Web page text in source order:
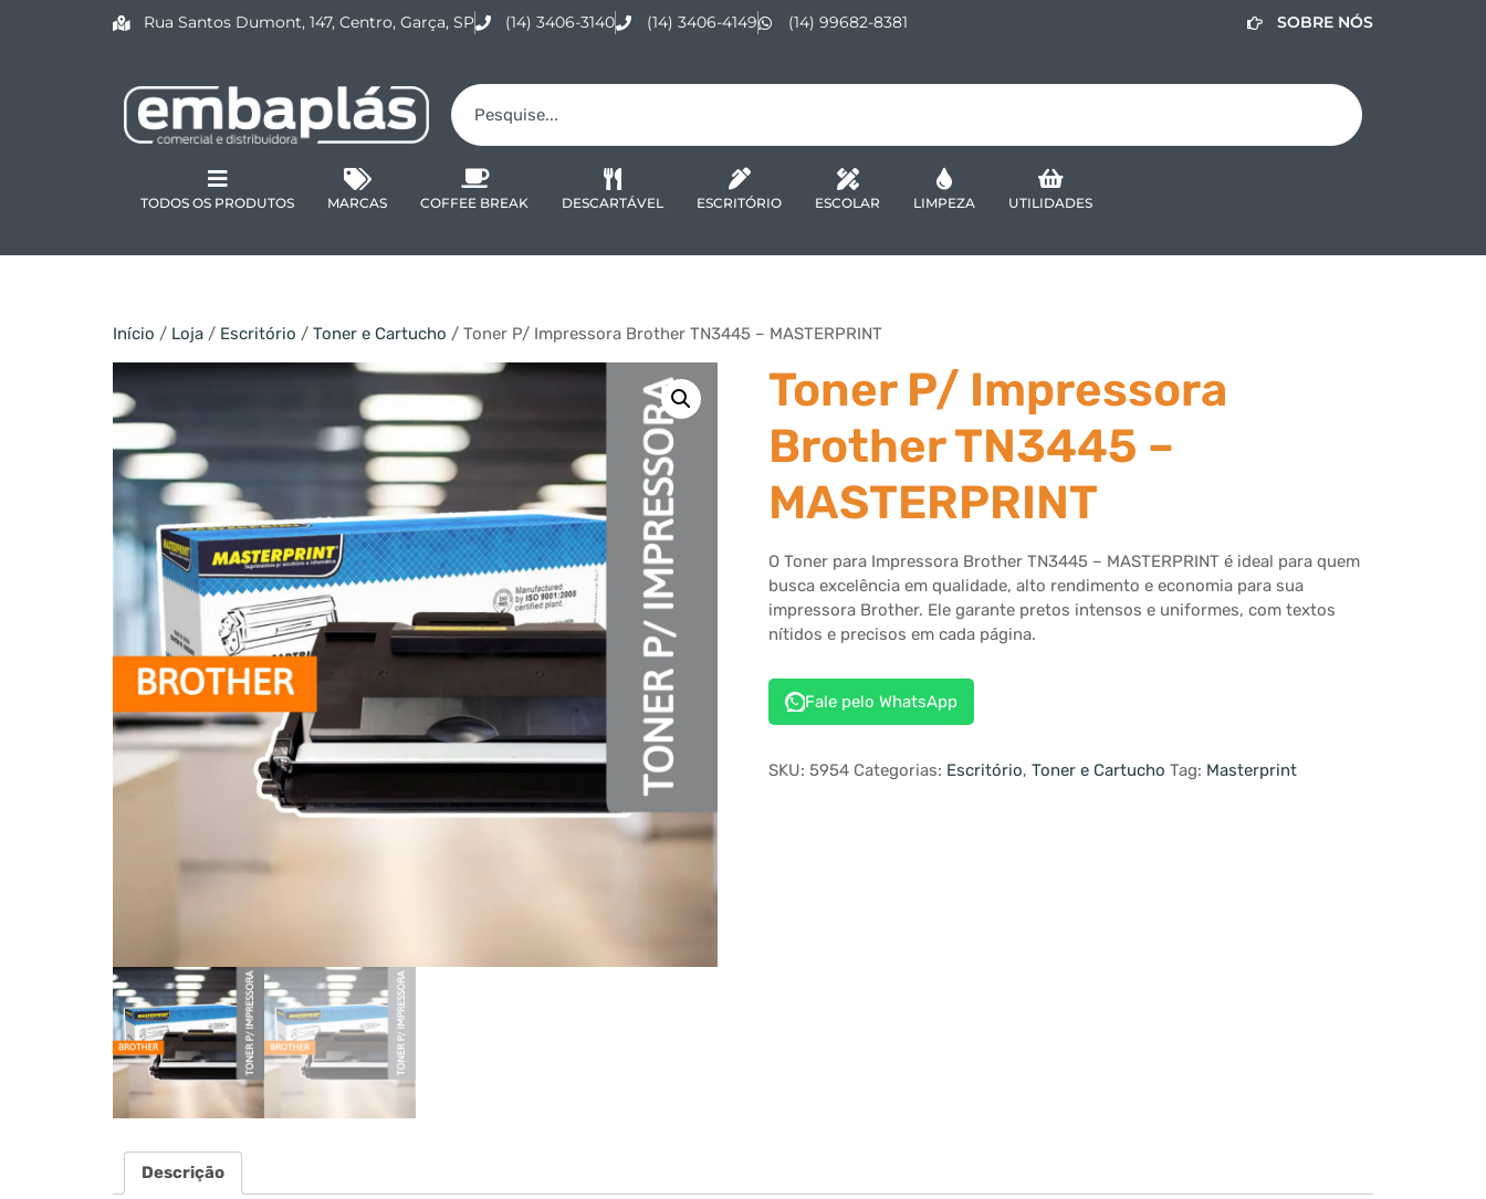
Rua Santos Dumont, 147, Centro, Garça, SP (14) 3406-3140 (14) 3406-4149 (14) 99682-8381 SOBRE NÓS
TODOS OS PRODUTOS MARCAS COFFEE BREAK DESCARTÁVEL ESCRITÓRIO ESCOLAR LIMPEZA UTILIDADES
Início / Loja / Escritório / Toner e Cartucho / Toner P/ Impressora Brother TN3445 – MASTERPRINT
Toner P/ Impressora
Brother TN3445 –
MASTERPRINT
O Toner para Impressora Brother TN3445 – MASTERPRINT é ideal para quem
busca excelência em qualidade, alto rendimento e economia para sua
impressora Brother. Ele garante pretos intensos e uniformes, com textos
nítidos e precisos em cada página.
Fale pelo WhatsApp
SKU: 5954 Categorias: Escritório, Toner e Cartucho Tag: Masterprint
Descrição